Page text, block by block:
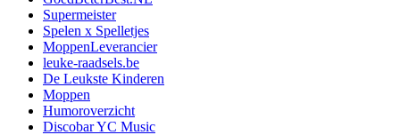
Supermeister
Spelen x Spelletjes
MoppenLeverancier
leuke-raadsels.be
De Leukste Kinderen
Moppen
Humoroverzicht
Discobar YC Music